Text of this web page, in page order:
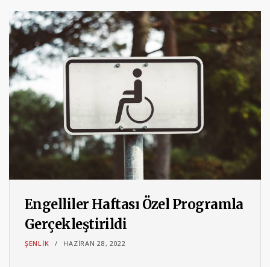
Engelliler Haftası Özel Programla
Gerçekleştirildi
ŞENLIK HAZIRAN 28, 2022